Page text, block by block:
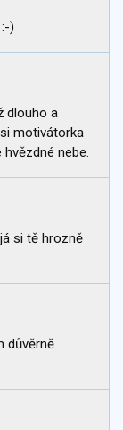
)
dlouho a
motivátorka
nebe.
si tě hrozně
důvěrně